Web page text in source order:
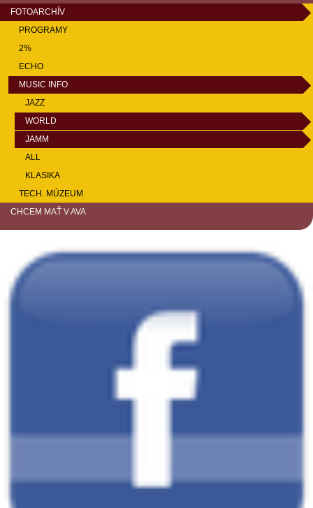
FOTOARCHÍV
PROGRAMY
2%
ECHO
MUSIC INFO
JAZZ
WORLD
JAMM
ALL
KLASIKA
TECH. MÚZEUM
CHCEM MAŤ V AVA